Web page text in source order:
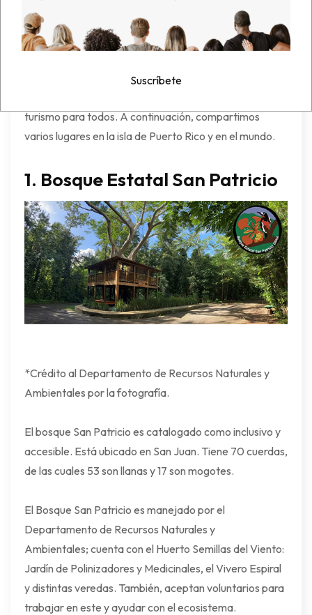
son accesibles para visitar?
Alrededor del mundo hay organizaciones que
turismo para todos. A continuación, compartimos
varios lugares en la isla de Puerto Rico y en el mundo.
1. Bosque Estatal San Patricio
*Crédito al Departamento de Recursos Naturales y
Ambientales por la fotografía.
El bosque San Patricio es catalogado como inclusivo y
accesible. Está ubicado en San Juan. Tiene 70 cuerdas,
de las cuales 53 son llanas y 17 son mogotes.
El Bosque San Patricio es manejado por el
Departamento de Recursos Naturales y
Ambientales; cuenta con el Huerto Semillas del Viento:
Jardín de Polinizadores y Medicinales, el Vivero Espiral
y distintas veredas. También, aceptan voluntarios para
trabajar en este y ayudar con el ecosistema.
Suscríbete